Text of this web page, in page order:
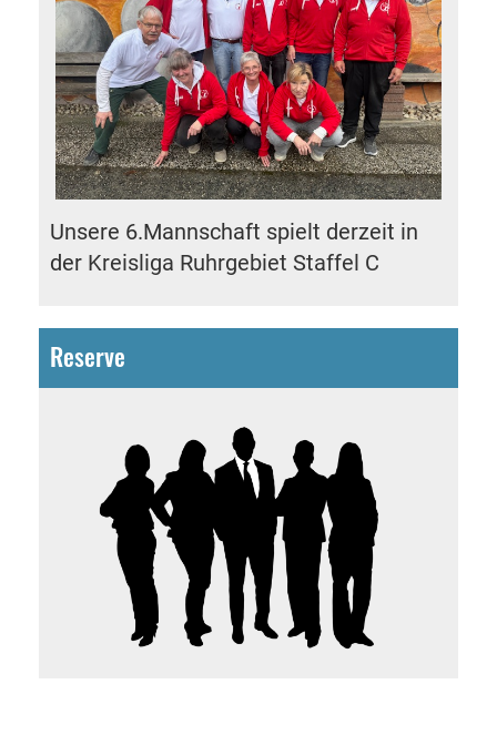
Unsere 6.Mannschaft spielt derzeit in
der Kreisliga Ruhrgebiet Staffel C
Reserve